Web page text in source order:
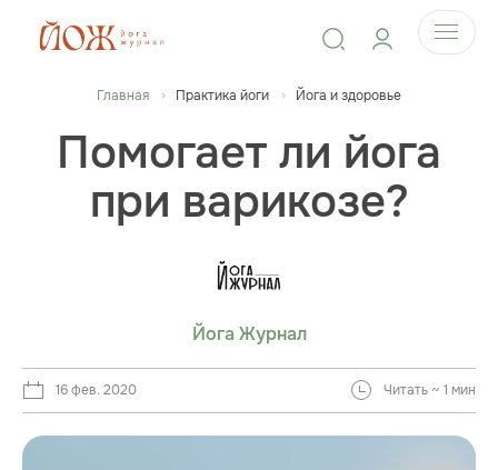
Главная Практика йоги Йога и здоровье
Помогает ли йога
при варикозе?
Йога Журнал
16 фев. 2020 Читать ~ 1 мин